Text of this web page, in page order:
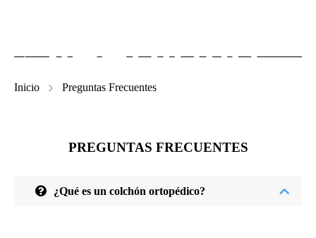
Inicio Preguntas Frecuentes
PREGUNTAS FRECUENTES
¿Qué es un colchón ortopédico?